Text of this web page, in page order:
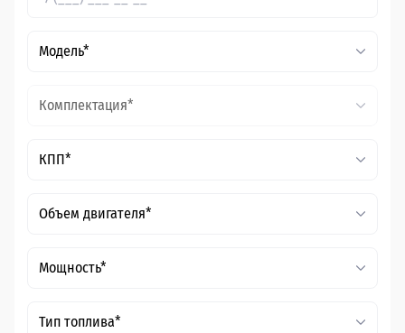
Модель*
Комплектация*
КПП*
Объем двигателя*
Мощность*
Тип топлива*